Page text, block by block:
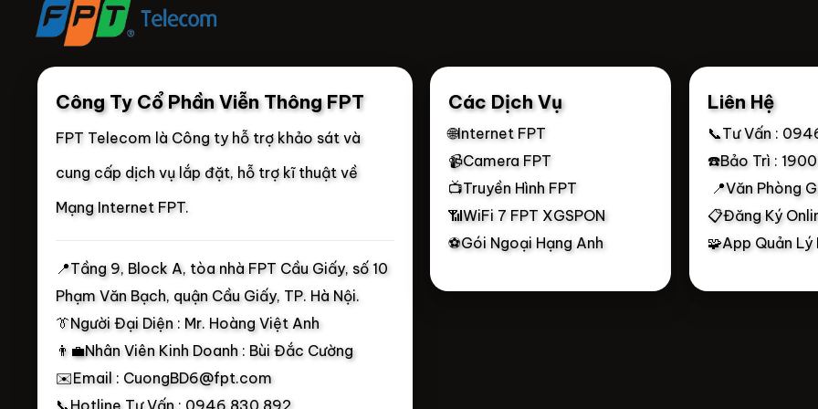
Công Ty Cổ Phần Viễn Thông FPT
FPT Telecom là Công ty hỗ trợ khảo sát và
cung cấp dịch vụ lắp đặt, hỗ trợ kĩ thuật về
Mạng Internet FPT.
📍Tầng 9, Block A, tòa nhà FPT Cầu Giấy, số 10
Phạm Văn Bạch, quận Cầu Giấy, TP. Hà Nội.
👔Người Đại Diện : Mr. Hoàng Việt Anh
👨‍💼Nhân Viên Kinh Doanh : Bùi Đắc Cường
✉️Email : CuongBD6@fpt.com
📞Hotline Tư Vấn : 0946 830 892
Các Dịch Vụ
🌐Internet FPT
📹Camera FPT
📺Truyền Hình FPT
📶WiFi 7 FPT XGSPON
⚽Gói Ngoại Hạng Anh
Liên Hệ
📞Tư Vấn :
☎️Bảo Trì :
📍Văn Phòng
📋Đăng Ký
🧩App Quản Lý